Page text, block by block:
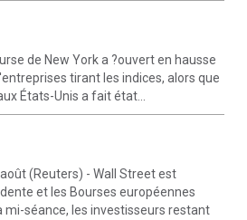
de New York a ?ouvert en hausse
tirant les indices, alors que
États-Unis a fait état...
(Reuters) - Wall Street est
et les Bourses européennes
mi-séance, les investisseurs restant